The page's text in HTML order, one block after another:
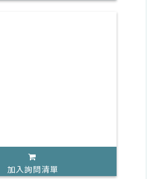
加入詢問清單